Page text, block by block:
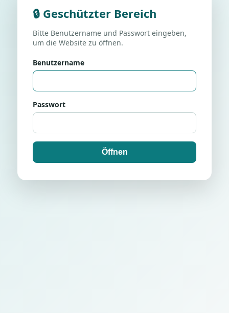
🔒 Geschützter Bereich
Bitte Benutzername und Passwort eingeben,
um die Website zu öffnen.
Benutzername
Passwort
Öffnen